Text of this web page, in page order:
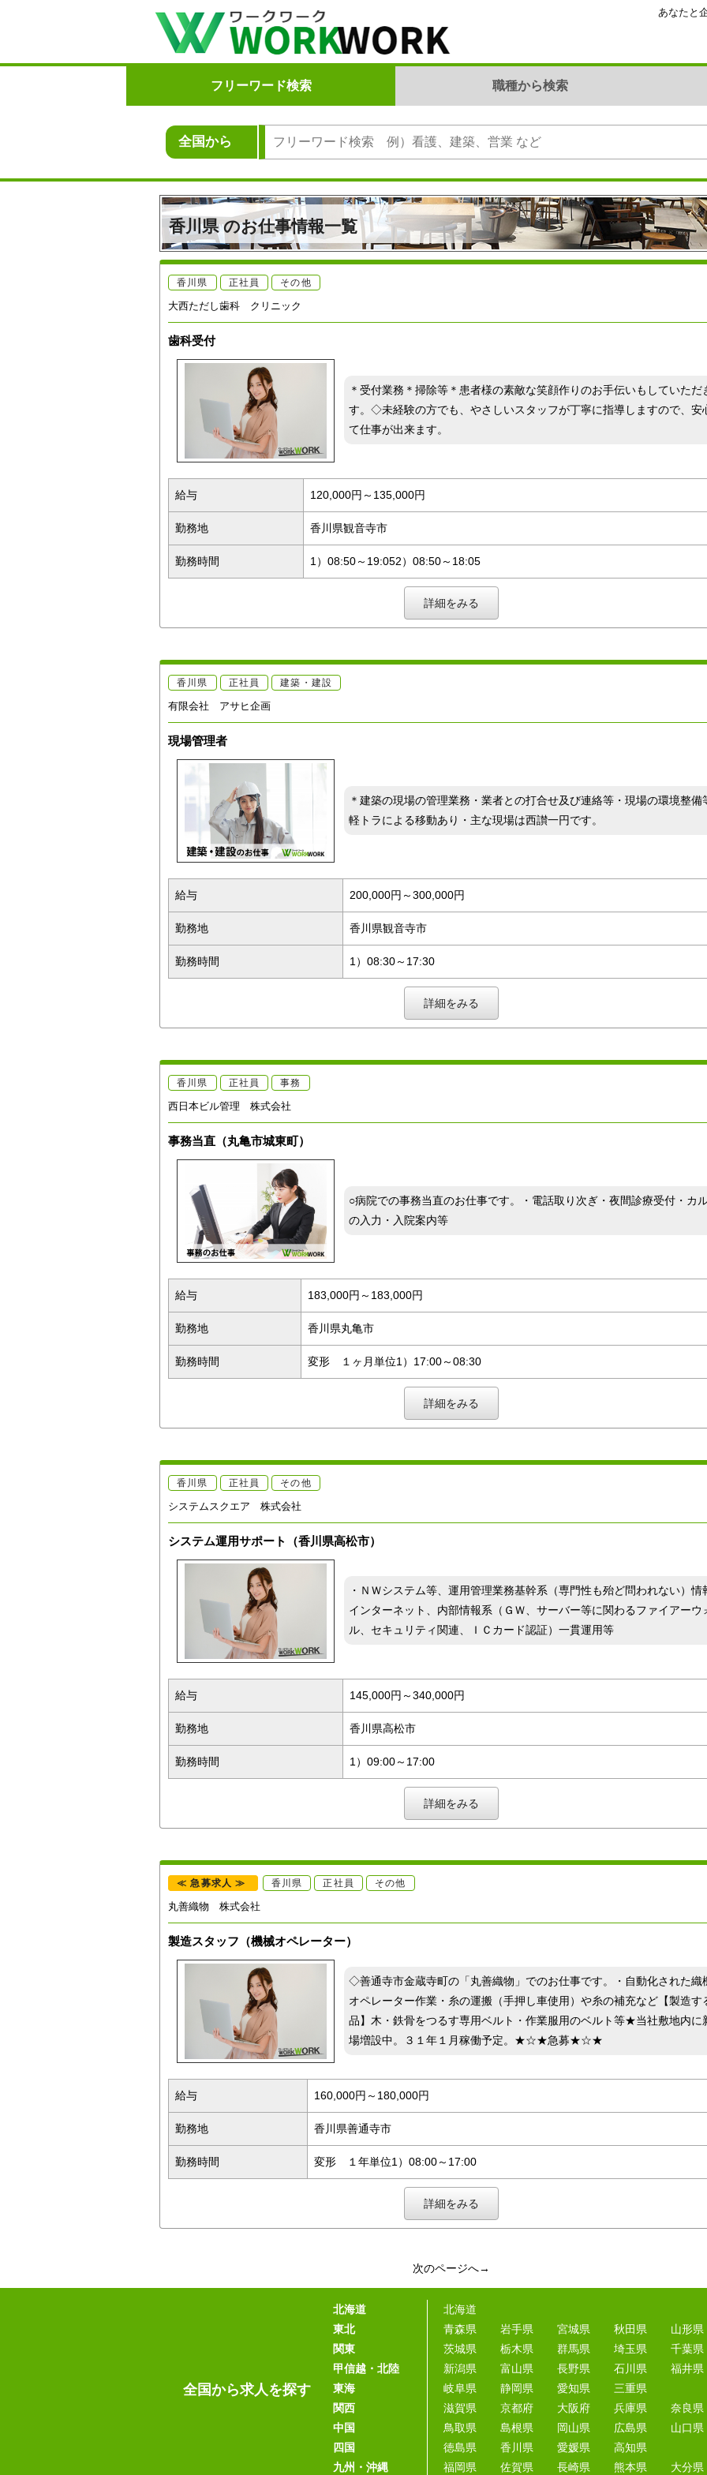
あなたと
フリーワード検索 職種から検索
香川県 のお仕事情報一覧
香川県 正社員 その他
大西ただし歯科 クリニック
歯科受付
＊受付業務＊掃除等＊患者様の素敵な笑顔作りのお手伝いもしていただ
す。◇未経験の方でも、やさしいスタッフが丁寧に指導しますので、安
て仕事が出来ます。
給与 120,000円～135,000円
勤務地 香川県観音寺市
勤務時間 1）08:50～19:052）08:50～18:05
詳細をみる
香川県 正社員 建築・建設
有限会社 アサヒ企画
現場管理者
＊建築の現場の管理業務・業者との打合せ及び連絡等・現場の環境整備
軽トラによる移動あり・主な現場は西讃一円です。
給与 200,000円～300,000円
勤務地 香川県観音寺市
勤務時間 1）08:30～17:30
詳細をみる
香川県 正社員 事務
西日本ビル管理 株式会社
事務当直（丸亀市城東町）
○病院での事務当直のお仕事です。・電話取り次ぎ・夜間診療受付・カ
の入力・入院案内等
給与 183,000円～183,000円
勤務地 香川県丸亀市
勤務時間 変形 １ヶ月単位1）17:00～08:30
詳細をみる
香川県 正社員 その他
システムスクエア 株式会社
システム運用サポート（香川県高松市）
・ＮＷシステム等、運用管理業務基幹系（専門性も殆ど問われない）情
インターネット、内部情報系（ＧＷ、サーバー等に関わるファイアーウ
ル、セキュリティ関連、ＩＣカード認証）一貫運用等
給与 145,000円～340,000円
勤務地 香川県高松市
勤務時間 1）09:00～17:00
詳細をみる
≪ 急募求人 ≫ 香川県 正社員 その他
丸善織物 株式会社
製造スタッフ（機械オペレーター）
◇善通寺市金蔵寺町の「丸善織物」でのお仕事です。・自動化された織
オペレーター作業・糸の運搬（手押し車使用）や糸の補充など【製造す
品】木・鉄骨をつるす専用ベルト・作業服用のベルト等★当社敷地内に
場増設中。３１年１月稼働予定。★☆★急募★☆★
給与 160,000円～180,000円
勤務地 香川県善通寺市
勤務時間 変形 １年単位1）08:00～17:00
詳細をみる
次のページへ→
全国から求人を探す
北海道
東北
関東
甲信越・北陸
東海
関西
中国
四国
九州・沖縄
北海道
青森県
岩手県 宮城県 秋田県
山形県
茨城県
栃木県 群馬県 埼玉県
千葉県
新潟県
富山県 長野県 石川県
福井県
岐阜県
静岡県 愛知県
三重県
滋賀県
京都府 大阪府 兵庫県
奈良県
鳥取県
島根県 岡山県 広島県
山口県
徳島県
香川県 愛媛県
高知県
福岡県
佐賀県 長崎県 熊本県 大分県